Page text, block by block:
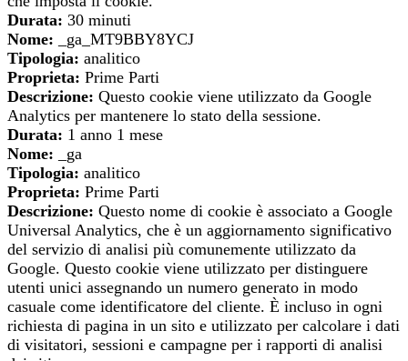
Durata: 30 minuti
Nome: _ga_MT9BBY8YCJ
Tipologia: analitico
Proprieta: Prime Parti
Descrizione: Questo cookie viene utilizzato da Google
Analytics per mantenere lo stato della sessione.
Durata: 1 anno 1 mese
Nome: _ga
Tipologia: analitico
Proprieta: Prime Parti
Descrizione: Questo nome di cookie è associato a Google
Universal Analytics, che è un aggiornamento significativo
del servizio di analisi più comunemente utilizzato da
Google. Questo cookie viene utilizzato per distinguere
utenti unici assegnando un numero generato in modo
casuale come identificatore del cliente. È incluso in ogni
richiesta di pagina in un sito e utilizzato per calcolare i dati
di visitatori, sessioni e campagne per i rapporti di analisi